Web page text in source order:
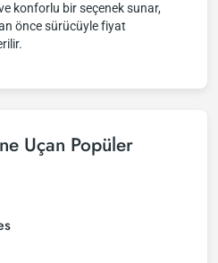
konforlu bir seçenek sunar,
önce sürücüyle fiyat
Uçan Popüler